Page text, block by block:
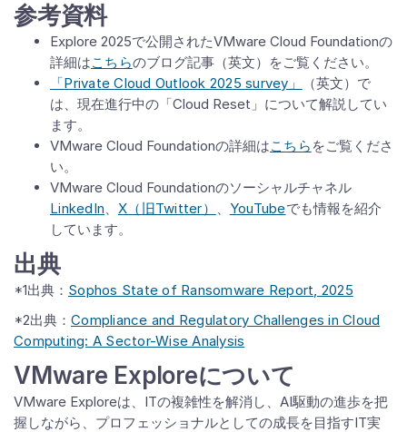
参考資料
Explore 2025で公開されたVMware Cloud Foundationの
詳細はこちらのブログ記事（英文）をご覧ください。
「Private Cloud Outlook 2025 survey」
（英文）で
は、現在進行中の「Cloud Reset」について解説してい
ます。
VMware Cloud Foundationの詳細はこちら をご覧くださ
い。
VMware Cloud Foundationのソーシャルチャネル
LinkedIn、 X（旧Twitter） 、 YouTubeでも情報を紹介
しています。
出典
*1出典： Sophos State of Ransomware Report, 2025
*2出典： Compliance and Regulatory Challenges in Cloud
Computing: A Sector-Wise Analysis
VMware Exploreについて
VMware Exploreは、ITの複雑性を解消し、AI駆動の進歩を把
握しながら、プロフェッショナルとしての成長を目指すIT実